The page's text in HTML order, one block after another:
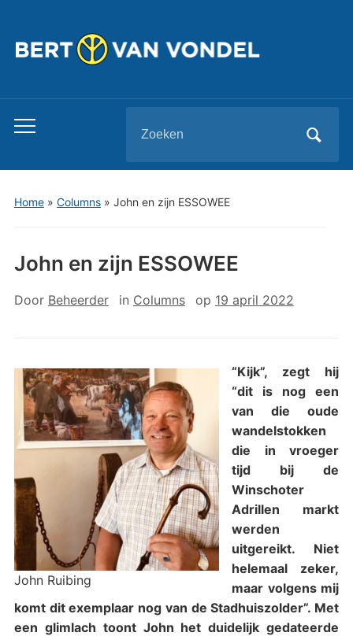
Toggle
menu
naar:
Home» Columns» John en zijn ESSOWEE
John en zijn ESSOWEE
Door Beheerder in Columns op 19 april 2022
John Ruibing
“Kijk”, zegt hij
“dit is nog een
van die oude
wandelstokken
die in vroeger
tijd bij de
Winschoter
Adrillen markt
werden
uitgereikt. Niet
helemaal zeker,
maar volgens mij
komt dit exemplaar nog van de Stadhuiszolder”. Met
een glimlach toont John het duidelijk gedateerde